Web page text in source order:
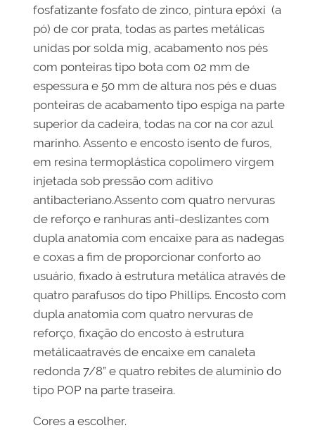
fosfatizante fosfato de zinco, pintura epóxi (a
pó) de cor prata, todas as partes metálicas
unidas por solda mig, acabamento nos pés
com ponteiras tipo bota com 02 mm de
espessura e 50 mm de altura nos pés e duas
ponteiras de acabamento tipo espiga na parte
superior da cadeira, todas na cor na cor azul
marinho. Assento e encosto isento de furos,
em resina termoplástica copolimero virgem
injetada sob pressão com aditivo
antibacteriano.Assento com quatro nervuras
de reforço e ranhuras anti-deslizantes com
dupla anatomia com encaixe para as nadegas
e coxas a fim de proporcionar conforto ao
usuário, fixado à estrutura metálica através de
quatro parafusos do tipo Phillips. Encosto com
dupla anatomia com quatro nervuras de
reforço, fixação do encosto à estrutura
metálicaatravés de encaixe em canaleta
redonda 7/8” e quatro rebites de alumínio do
tipo POP na parte traseira.
Cores a escolher.